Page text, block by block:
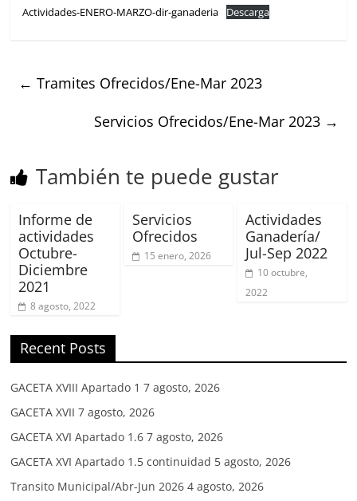
Actividades-ENERO-MARZO-dir-ganaderia Descarga
← Tramites Ofrecidos/Ene-Mar 2023
Servicios Ofrecidos/Ene-Mar 2023 →
También te puede gustar
Informe de
actividades
Octubre-
Diciembre
2021
8 agosto, 2022
Servicios
Ofrecidos
15 enero, 2026
Actividades
Ganadería/
Jul-Sep 2022
10 octubre,
2022
Recent Posts
GACETA XVIII Apartado 1 7 agosto, 2026
GACETA XVII 7 agosto, 2026
GACETA XVI Apartado 1.6 7 agosto, 2026
GACETA XVI Apartado 1.5 continuidad 5 agosto, 2026
Transito Municipal/Abr-Jun 2026 4 agosto, 2026